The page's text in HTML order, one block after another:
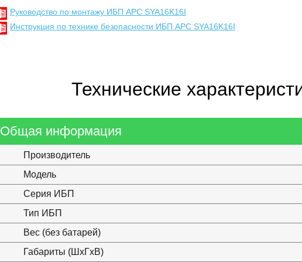
Руководство по монтажу ИБП APC SYA16K16I
Инструкция по технике безопасности ИБП APC SYA16K16I
Технические
Общая информация
Производитель
Модель
Серия ИБП
Тип ИБП
Вес (без батарей)
Габариты (ШхГхВ)